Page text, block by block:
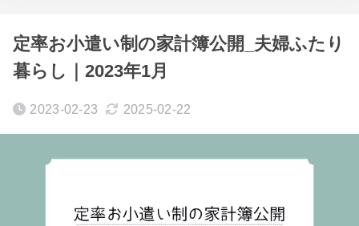
定率お小遣い制の家計簿公開_夫婦ふたり
暮らし｜2023年1月
2023-02-23 2025-02-22